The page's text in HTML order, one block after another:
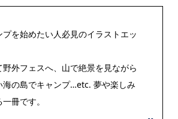
プを始めたい人必見のイラストエッ
外フェスへ、山で絶景を見ながら
海の島でキャンプ…etc. 夢や楽しみ
冊です。